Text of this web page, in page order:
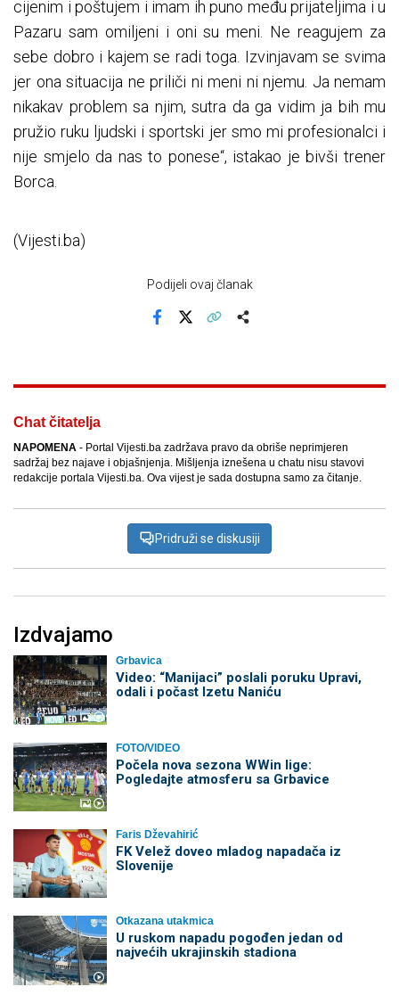
cijenim i poštujem i imam ih puno među prijateljima i u
Pazaru sam omiljeni i oni su meni. Ne reagujem za
sebe dobro i kajem se radi toga. Izvinjavam se svima
jer ona situacija ne priliči ni meni ni njemu. Ja nemam
nikakav problem sa njim, sutra da ga vidim ja bih mu
pružio ruku ljudski i sportski jer smo mi profesionalci i
nije smjelo da nas to ponese“, istakao je bivši trener
Borca.
(Vijesti.ba)
Podijeli ovaj članak
Chat čitatelja
NAPOMENA - Portal Vijesti.ba zadržava pravo da obriše neprimjeren
sadržaj bez najave i objašnjenja. Mišljenja iznešena u chatu nisu stavovi
redakcije portala Vijesti.ba. Ova vijest je sada dostupna samo za čitanje.
Pridruži se diskusiji
Izdvajamo
Grbavica
Video: “Manijaci” poslali poruku Upravi,
odali i počast Izetu Naniću
FOTO/VIDEO
Počela nova sezona WWin lige:
Pogledajte atmosferu sa Grbavice
Faris Dževahirić
FK Velež doveo mladog napadača iz
Slovenije
Otkazana utakmica
U ruskom napadu pogođen jedan od
najvećih ukrajinskih stadiona